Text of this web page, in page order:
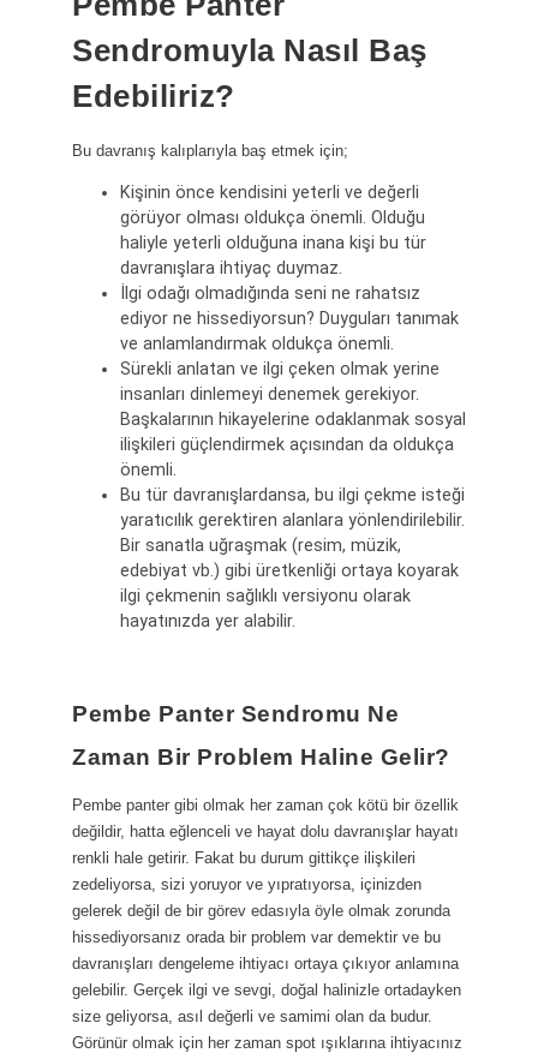
Sendromuyla Nasıl Baş
Edebiliriz?
Bu davranış kalıplarıyla baş etmek için;
Kişinin önce kendisini yeterli ve değerli
görüyor olması oldukça önemli. Olduğu
haliyle yeterli olduğuna inana kişi bu tür
davranışlara ihtiyaç duymaz.
İlgi odağı olmadığında seni ne rahatsız
ediyor ne hissediyorsun? Duyguları tanımak
ve anlamlandırmak oldukça önemli.
Sürekli anlatan ve ilgi çeken olmak yerine
insanları dinlemeyi denemek gerekiyor.
Başkalarının hikayelerine odaklanmak sosyal
ilişkileri güçlendirmek açısından da oldukça
önemli.
Bu tür davranışlardansa, bu ilgi çekme isteği
yaratıcılık gerektiren alanlara yönlendirilebilir.
Bir sanatla uğraşmak (resim, müzik,
edebiyat vb.) gibi üretkenliği ortaya koyarak
ilgi çekmenin sağlıklı versiyonu olarak
hayatınızda yer alabilir.
Pembe Panter Sendromu Ne
Zaman Bir Problem Haline Gelir?
Pembe panter gibi olmak her zaman çok kötü bir özellik
değildir, hatta eğlenceli ve hayat dolu davranışlar hayatı
renkli hale getirir. Fakat bu durum gittikçe ilişkileri
zedeliyorsa, sizi yoruyor ve yıpratıyorsa, içinizden
gelerek değil de bir görev edasıyla öyle olmak zorunda
hissediyorsanız orada bir problem var demektir ve bu
davranışları dengeleme ihtiyacı ortaya çıkıyor anlamına
gelebilir. Gerçek ilgi ve sevgi, doğal halinizle ortadayken
size geliyorsa, asıl değerli ve samimi olan da budur.
Görünür olmak için her zaman spot ışıklarına ihtiyacınız